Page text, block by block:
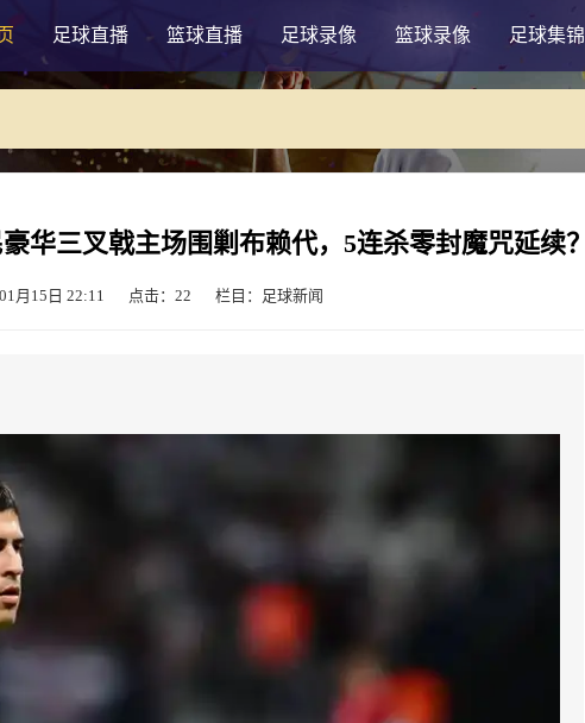
足球直播 篮球直播 足球录像 篮球录像 足球集锦
华三叉戟主场围剿布赖代，5连杀零封魔咒延续？
月15日 22:11 点击： 22 栏目：足球新闻